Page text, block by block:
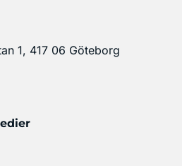
1, 417 06 Göteborg